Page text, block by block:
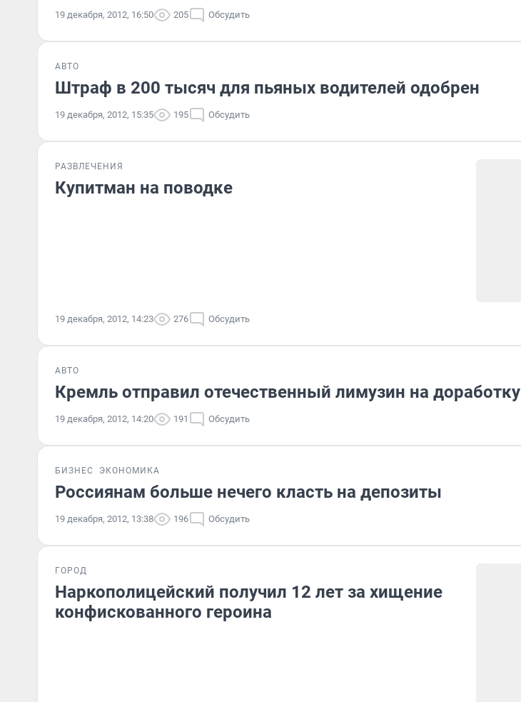
19 декабря, 2012, 16:50 205 Обсудить
АВТО
Штраф в 200 тысяч для пьяных водителей одобрен
19 декабря, 2012, 15:35 195 Обсудить
РАЗВЛЕЧЕНИЯ
Купитман на поводке
19 декабря, 2012, 14:23 276 Обсудить
АВТО
Кремль отправил отечественный лимузин на доработку
19 декабря, 2012, 14:20 191 Обсудить
БИЗНЕС ЭКОНОМИКА
Россиянам больше нечего класть на депозиты
19 декабря, 2012, 13:38 196 Обсудить
ГОРОД
Наркополицейский получил 12 лет за хищение
конфискованного героина